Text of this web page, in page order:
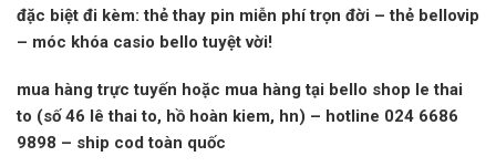
đặc biệt đi kèm: thẻ thay pin miễn phí trọn đời – thẻ bellovip
– móc khóa casio bello tuyệt vời!
mua hàng trực tuyến hoặc mua hàng tại bello shop le thai
to (số 46 lê thai to, hồ hoàn kiem, hn) – hotline 024 6686
9898 – ship cod toàn quốc